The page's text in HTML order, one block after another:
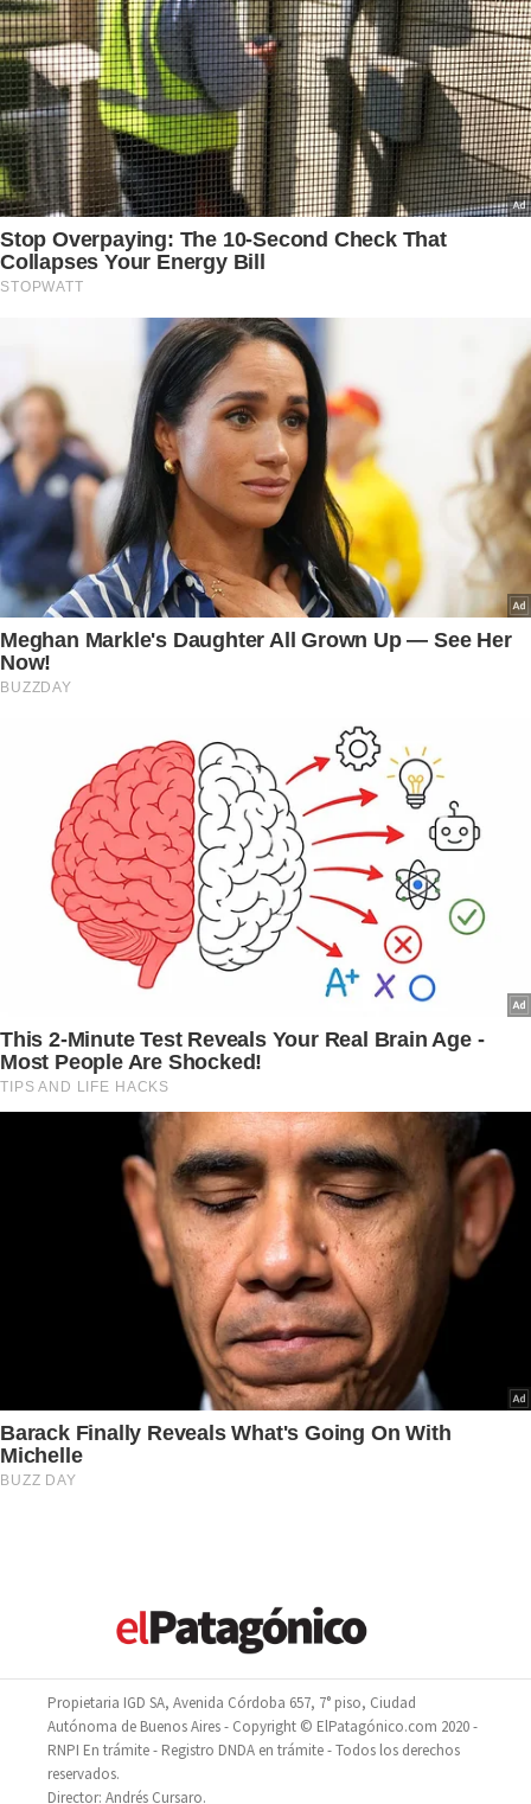
Propietaria IGD SA, Avenida Córdoba 657, 7° piso, Ciudad
Autónoma de Buenos Aires - Copyright © ElPatagónico.com 2020 -
RNPI En trámite - Registro DNDA en trámite - Todos los derechos
reservados.
Director: Andrés Cursaro.